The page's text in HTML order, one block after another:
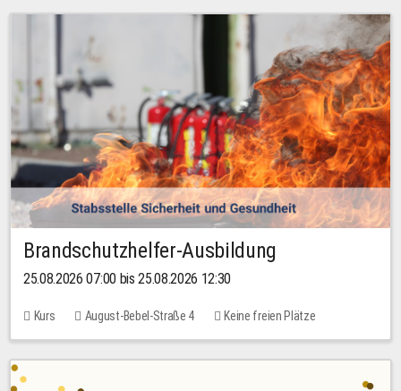
Brandschutzhelfer-Ausbildung
25.08.2026 07:00 bis 25.08.2026 12:30
Kurs August-Bebel-Straße 4 Keine freien Plätze